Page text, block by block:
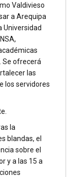
Valdivieso
a Arequipa
Universidad
Se ofrecerá
las
los servidores
la
blandas, el
sobre el
y a las 15 a